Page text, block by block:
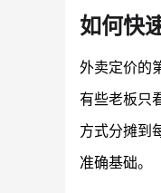
如何快
外卖定价的
有些老板只
方式分摊到
准确基础。